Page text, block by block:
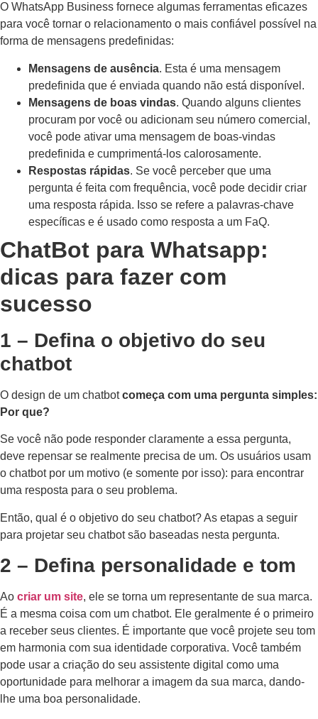
O WhatsApp Business fornece algumas ferramentas eficazes
para você tornar o relacionamento o mais confiável possível na
forma de mensagens predefinidas:
Mensagens de ausência. Esta é uma mensagem
predefinida que é enviada quando não está disponível.
Mensagens de boas vindas. Quando alguns clientes
procuram por você ou adicionam seu número comercial,
você pode ativar uma mensagem de boas-vindas
predefinida e cumprimentá-los calorosamente.
Respostas rápidas. Se você perceber que uma
pergunta é feita com frequência, você pode decidir criar
uma resposta rápida. Isso se refere a palavras-chave
específicas e é usado como resposta a um FaQ.
ChatBot para Whatsapp:
dicas para fazer com
sucesso
1 – Defina o objetivo do seu
chatbot
O design de um chatbotcomeça com uma pergunta simples:
Por que?
Se você não pode responder claramente a essa pergunta,
deve repensar se realmente precisa de um. Os usuários usam
o chatbot por um motivo (e somente por isso): para encontrar
uma resposta para o seu problema.
Então, qual é o objetivo do seu chatbot? As etapas a seguir
para projetar seu chatbot são baseadas nesta pergunta.
2 – Defina personalidade e tom
Ao criar um site, ele se torna um representante de sua marca.
É a mesma coisa com um chatbot. Ele geralmente é o primeiro
a receber seus clientes. É importante que você projete seu tom
em harmonia com sua identidade corporativa. Você também
pode usar a criação do seu assistente digital como uma
oportunidade para melhorar a imagem da sua marca, dando-
lhe uma boa personalidade.